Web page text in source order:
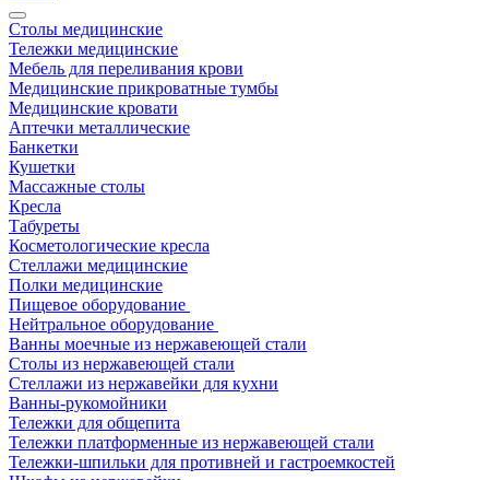
Столы медицинские
Тележки медицинские
Мебель для переливания крови
Медицинские прикроватные тумбы
Медицинские кровати
Аптечки металлические
Банкетки
Кушетки
Массажные столы
Кресла
Табуреты
Косметологические кресла
Стеллажи медицинские
Полки медицинские
Пищевое оборудование
Нейтральное оборудование
Ванны моечные из нержавеющей стали
Столы из нержавеющей стали
Стеллажи из нержавейки для кухни
Ванны-рукомойники
Тележки для общепита
Тележки платформенные из нержавеющей стали
Тележки-шпильки для противней и гастроемкостей